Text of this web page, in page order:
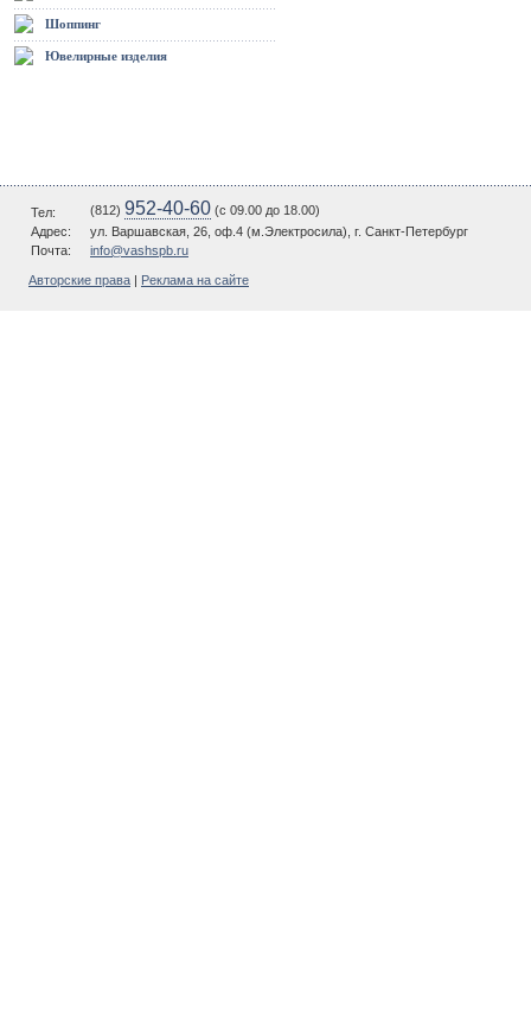
Шоппинг
Ювелирные изделия
Тел: (812) 952-40-60 (c 09.00 до 18.00)
Адрес:
ул. Варшавская, 26, оф.4 (м.Электросила), г. Санкт-Петербург
Почта:
info@vashspb.ru
Авторские права Реклама на сайте